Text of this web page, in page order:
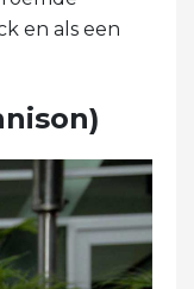
en als een